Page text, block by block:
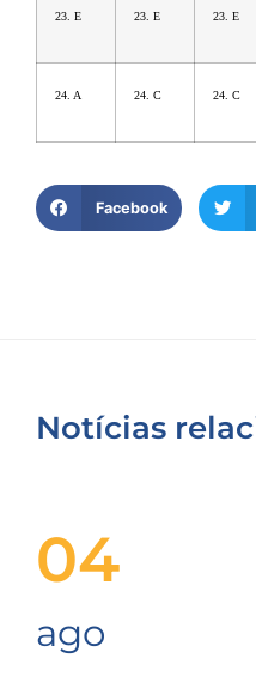
23. E 23. E 23. E
24. A 24. C 24. C
Facebook
Notícias
04
ago